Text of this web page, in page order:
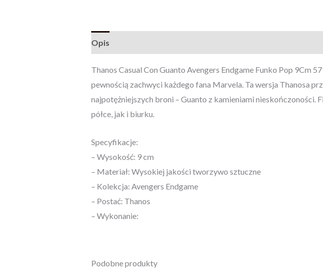
Opis
Thanos Casual Con Guanto Avengers Endgame Funko Pop 9Cm
pewnością zachwyci każdego fana Marvela. Ta wersja Thanosa
najpotężniejszych broni – Guanto z kamieniami nieskończoności.
półce, jak i biurku.
Specyfikacje:
– Wysokość: 9 cm
– Materiał: Wysokiej jakości tworzywo sztuczne
– Kolekcja: Avengers Endgame
– Postać: Thanos
– Wykonanie:
Podobne produkty